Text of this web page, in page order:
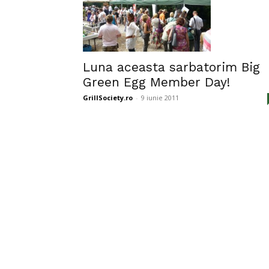
Luna aceasta sarbatorim Big
Green Egg Member Day!
GrillSociety.ro - 9 iunie 2011